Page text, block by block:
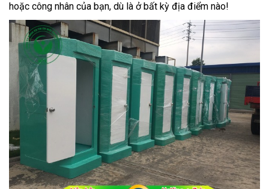
hoặc công nhân của bạn, dù là ở bất kỳ địa điểm nào!